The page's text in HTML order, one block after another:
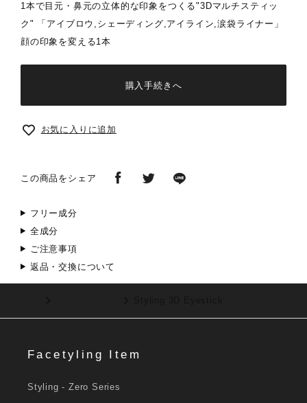
1本で目元・鼻元の立体的な印象をつくる"3Dマルチスティッ
ク" 「アイブロウ,シェーディング,アイライン,涙袋ライナー」
顔の印象を変える1本
購入手続きへ
お気に入りに追加
この商品をシェア
フリー成分
全成分
ご注意事項
返品・交換について
Facetyling Item
Styling - Zero Series